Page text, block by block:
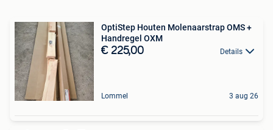
OptiStep Houten Molenaarstrap OMS +
Handregel OXM
€ 225,00 Details
Lommel 3 aug 26